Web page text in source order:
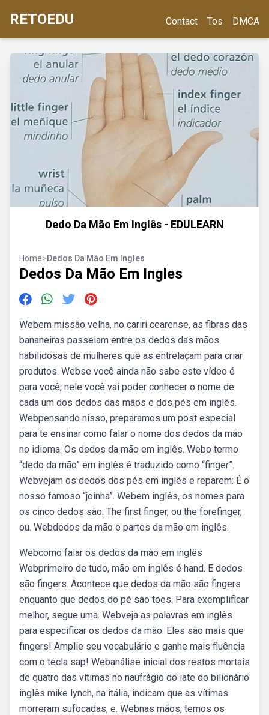
RETOEDU Contact Tos DMCA
Dedo Da Mão Em Inglês - EDULEARN
Home>Dedos Da Mão Em Ingles
Dedos Da Mão Em Ingles
Webem missão velha, no cariri cearense, as fibras das
bananeiras passeiam entre os dedos das mãos
habilidosas de mulheres que as entrelaçam para criar
produtos. Webse você ainda não sabe este vídeo é
para você, nele você vai poder conhecer o nome de
cada um dos dedos das mãos e dos pés em inglês.
Webpensando nisso, preparamos um post especial
para te ensinar como falar o nome dos dedos da mão
no idioma. Os dedos da mão em inglês. Webo termo
“dedo da mão” em inglês é traduzido como “finger”.
Webvejam os dedos dos pés em inglês e reparem: É o
nosso famoso “joinha”. Webem inglês, os nomes para
os cinco dedos são: The first finger, ou the forefinger,
ou. Webdedos da mão e partes da mão em inglês.
Webcomo falar os dedos da mão em inglês
Webprimeiro de tudo, mão em inglês é hand. E dedos
são fingers. Acontece que dedos da mão são fingers
enquanto que dedos do pé são toes. Para exemplificar
melhor, segue uma. Webveja as palavras em inglês
para especificar os dedos da mão. Eles são mais que
fingers! Amplie seu vocabulário e ganhe mais fluência
com o tecla sap! Webanálise inicial dos restos mortais
de quatro das vítimas no naufrágio do iate do bilionário
inglês mike lynch, na itália, indicam que as vítimas
morreram sufocadas, e. Webnas mãos, temos os